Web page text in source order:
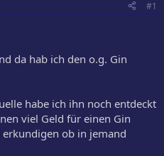
#1
da hab ich den o.g. Gin
habe ich ihn noch entdeckt
viel Geld für einen Gin
ob in jemand